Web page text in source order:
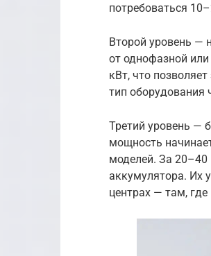
потребоваться
Второй уровень —
от однофазной
кВт, что
тип оборудования
Третий уровень —
мощность
моделей. За 20–40
аккумулятора. Их
центрах — там,